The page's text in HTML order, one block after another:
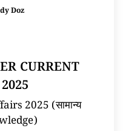
Doz
CURRENT
2025 (सामान्य